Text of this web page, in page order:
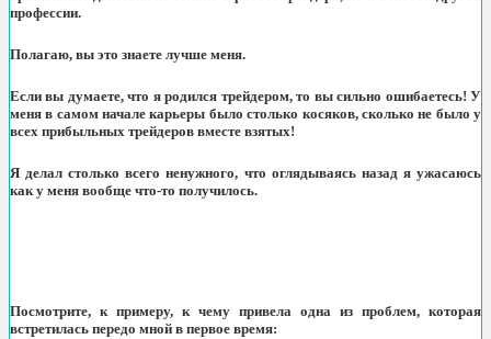
профессии.
Полагаю, вы это знаете лучше меня.
Если вы думаете, что я родился трейдером, то вы сильно ошибаетесь! У
меня в самом начале карьеры было столько косяков, сколько не было у
всех прибыльных трейдеров вместе взятых!
Я делал столько всего ненужного, что оглядываясь назад я ужасаюсь
как у меня вообще что-то получилось.
Посмотрите, к примеру, к чему привела одна из проблем, которая
встретилась передо мной в первое время: